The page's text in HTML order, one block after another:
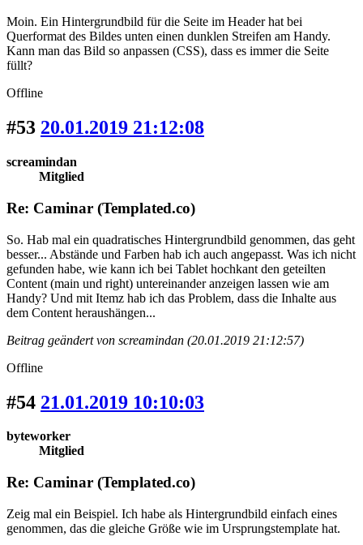
Moin. Ein Hintergrundbild für die Seite im Header hat bei
Querformat des Bildes unten einen dunklen Streifen am Handy.
Kann man das Bild so anpassen (CSS), dass es immer die Seite
füllt?
Offline
#53 20.01.2019 21:12:08
screamindan
Mitglied
Re: Caminar (Templated.co)
So. Hab mal ein quadratisches Hintergrundbild genommen, das geht
besser... Abstände und Farben hab ich auch angepasst. Was ich nicht
gefunden habe, wie kann ich bei Tablet hochkant den geteilten
Content (main und right) untereinander anzeigen lassen wie am
Handy? Und mit Itemz hab ich das Problem, dass die Inhalte aus
dem Content heraushängen...
Beitrag geändert von screamindan (20.01.2019 21:12:57)
Offline
#54 21.01.2019 10:10:03
byteworker
Mitglied
Re: Caminar (Templated.co)
Zeig mal ein Beispiel. Ich habe als Hintergrundbild einfach eines
genommen, das die gleiche Größe wie im Ursprungstemplate hat.